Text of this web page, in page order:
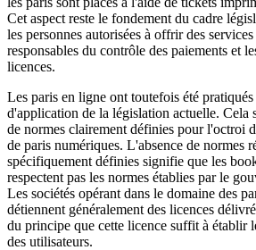
Cet aspect reste le fondement du cadre
les personnes autorisées à offrir des
responsables du contrôle des paiements et
licences.
Les paris en ligne ont toutefois été
d'application de la législation actuelle. Cela
de normes clairement définies pour l'octroi
de paris numériques. L'absence de normes
spécifiquement définies signifie que les
respectent pas les normes établies par le
Les sociétés opérant dans le domaine des
détiennent généralement des licences
du principe que cette licence suffit à établir
des utilisateurs.